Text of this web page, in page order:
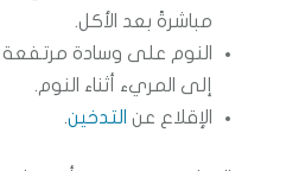
مباشرةً بعد الأكل.
النوم على وسادة
إلى المريء أثناء النوم.
الإقلاع عن التدخين.